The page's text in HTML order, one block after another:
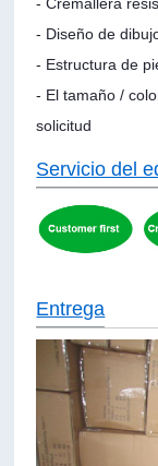
- Diseño de
- Estructura de
- El tamaño /
solicitud
Servicio del
Entrega